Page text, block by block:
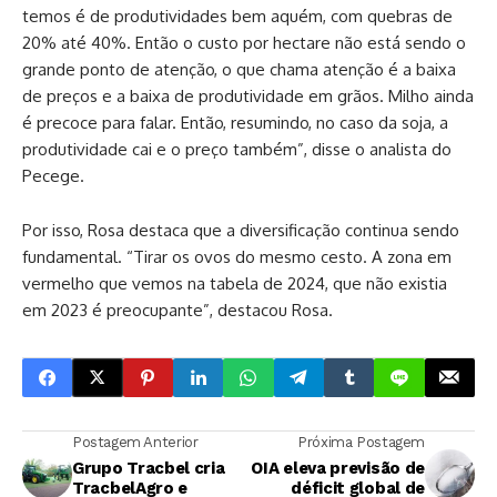
temos é de produtividades bem aquém, com quebras de
20% até 40%. Então o custo por hectare não está sendo o
grande ponto de atenção, o que chama atenção é a baixa
de preços e a baixa de produtividade em grãos. Milho ainda
é precoce para falar. Então, resumindo, no caso da soja, a
produtividade cai e o preço também”, disse o analista do
Pecege.
Por isso, Rosa destaca que a diversificação continua sendo
fundamental. “Tirar os ovos do mesmo cesto. A zona em
vermelho que vemos na tabela de 2024, que não existia
em 2023 é preocupante”, destacou Rosa.
Postagem Anterior
Grupo Tracbel cria
TracbelAgro e
Próxima Postagem
OIA eleva previsão de
déficit global de